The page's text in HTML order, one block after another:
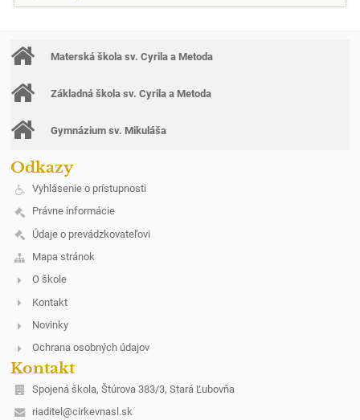
Materská škola sv. Cyrila a Metoda
Základná škola sv. Cyrila a Metoda
Gymnázium sv. Mikuláša
Odkazy
Vyhlásenie o prístupnosti
Právne informácie
Údaje o prevádzkovateľovi
Mapa stránok
O škole
Kontakt
Novinky
Ochrana osobných údajov
Kontakt
Spojená škola, Štúrova 383/3, Stará Ľubovňa
riaditel@cirkevnasl.sk